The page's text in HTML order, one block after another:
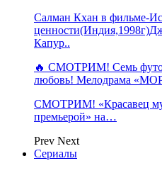
Салман Кхан в фильме-
Капур..
🔥 СМОТРИМ! Семь
любовь! Мелодрама
СМОТРИМ! «Красавец
премьерой» на…
Prev Next
Сериалы